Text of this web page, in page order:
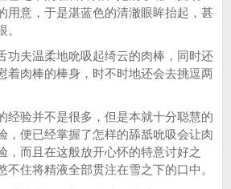
用意，于是湛蓝色的清澈眼眸抬起，甚
夫温柔地吮吸起绮云的肉棒，同时还
着肉棒的棒身，时不时地还会去挑逗两
验并不是很多，但是本就十分聪慧的
，便已经掌握了怎样的舔舐吮吸会让肉
，而且在这般放开心怀的特意讨好之
不住将精液全部贯注在雪之下的口中。